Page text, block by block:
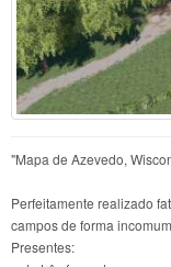
"Mapa de Azevedo,
Perfeitamente realizado
campos de forma
Presentes: